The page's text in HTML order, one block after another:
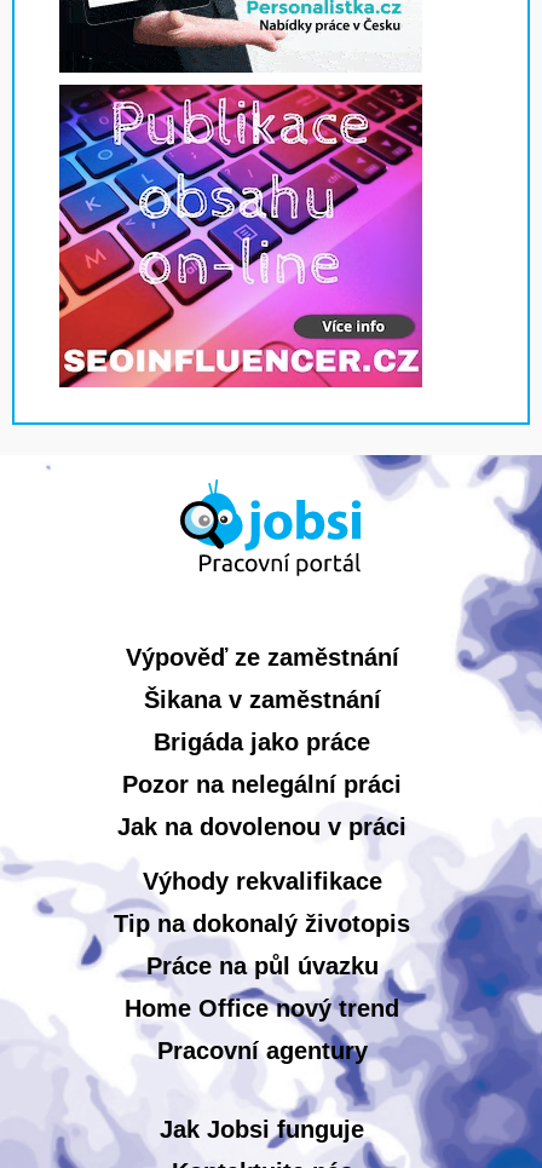
Výpověď ze zaměstnání
Šikana v zaměstnání
Brigáda jako práce
Pozor na nelegální práci
Jak na dovolenou v práci
Výhody rekvalifikace
Tip na dokonalý životopis
Práce na půl úvazku
Home Office nový trend
Pracovní agentury
Jak Jobsi funguje